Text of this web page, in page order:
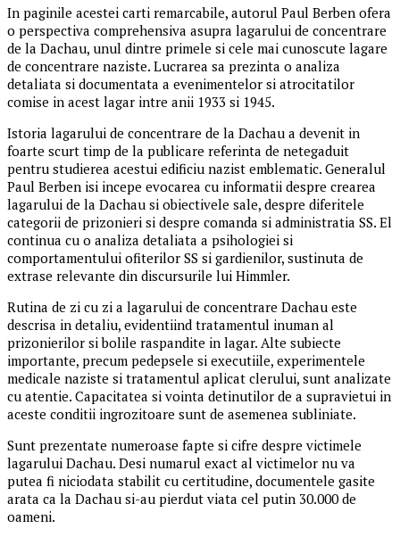
In paginile acestei carti remarcabile, autorul Paul Berben ofera
o perspectiva comprehensiva asupra lagarului de concentrare
de la Dachau, unul dintre primele si cele mai cunoscute lagare
de concentrare naziste. Lucrarea sa prezinta o analiza
detaliata si documentata a evenimentelor si atrocitatilor
comise in acest lagar intre anii 1933 si 1945.
Istoria lagarului de concentrare de la Dachau a devenit in
foarte scurt timp de la publicare referinta de netegaduit
pentru studierea acestui edificiu nazist emblematic. Generalul
Paul Berben isi incepe evocarea cu informatii despre crearea
lagarului de la Dachau si obiectivele sale, despre diferitele
categorii de prizonieri si despre comanda si administratia SS. El
continua cu o analiza detaliata a psihologiei si
comportamentului ofiterilor SS si gardienilor, sustinuta de
extrase relevante din discursurile lui Himmler.
Rutina de zi cu zi a lagarului de concentrare Dachau este
descrisa in detaliu, evidentiind tratamentul inuman al
prizonierilor si bolile raspandite in lagar. Alte subiecte
importante, precum pedepsele si executiile, experimentele
medicale naziste si tratamentul aplicat clerului, sunt analizate
cu atentie. Capacitatea si vointa detinutilor de a supravietui in
aceste conditii ingrozitoare sunt de asemenea subliniate.
Sunt prezentate numeroase fapte si cifre despre victimele
lagarului Dachau. Desi numarul exact al victimelor nu va
putea fi niciodata stabilit cu certitudine, documentele gasite
arata ca la Dachau si-au pierdut viata cel putin 30.000 de
oameni.